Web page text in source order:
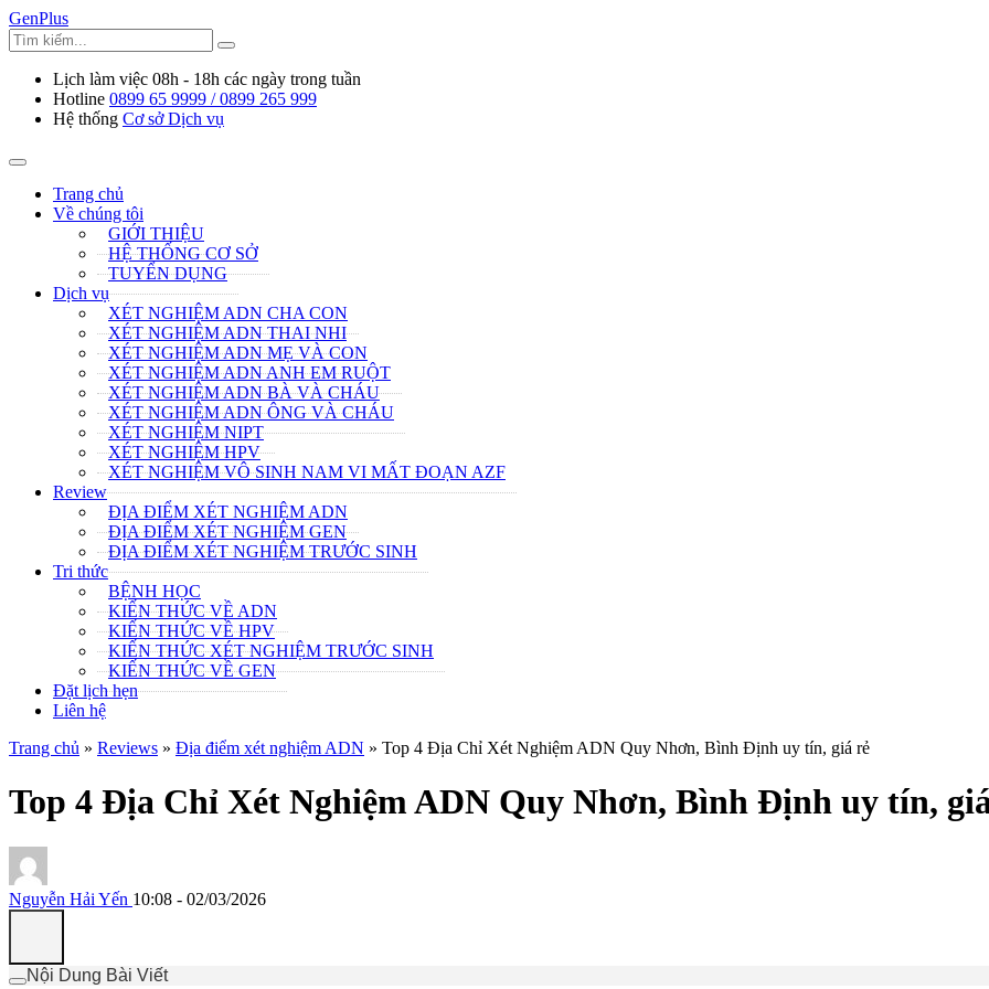
GenPlus
Lịch làm việc 08h - 18h các ngày trong tuần
Hotline 0899 65 9999 / 0899 265 999
Hệ thống Cơ sở Dịch vụ
Trang chủ
Về chúng tôi
GIỚI THIỆU
HỆ THỐNG CƠ SỞ
TUYỂN DỤNG
Dịch vụ
XÉT NGHIỆM ADN CHA CON
XÉT NGHIỆM ADN THAI NHI
XÉT NGHIỆM ADN MẸ VÀ CON
XÉT NGHIỆM ADN ANH EM RUỘT
XÉT NGHIỆM ADN BÀ VÀ CHÁU
XÉT NGHIỆM ADN ÔNG VÀ CHÁU
XÉT NGHIỆM NIPT
XÉT NGHIỆM HPV
XÉT NGHIỆM VÔ SINH NAM VI MẤT ĐOẠN AZF
Review
ĐỊA ĐIỂM XÉT NGHIỆM ADN
ĐỊA ĐIỂM XÉT NGHIỆM GEN
ĐỊA ĐIỂM XÉT NGHIỆM TRƯỚC SINH
Tri thức
BỆNH HỌC
KIẾN THỨC VỀ ADN
KIẾN THỨC VỀ HPV
KIẾN THỨC XÉT NGHIỆM TRƯỚC SINH
KIẾN THỨC VỀ GEN
Đặt lịch hẹn
Liên hệ
Trang chủ » Reviews » Địa điểm xét nghiệm ADN » Top 4 Địa Chỉ Xét Nghiệm ADN Quy Nhơn, Bình Định uy tín, giá rẻ
Top 4 Địa Chỉ Xét Nghiệm ADN Quy Nhơn, Bình Định uy tín,
Nguyễn Hải Yến 10:08 - 02/03/2026
Nội Dung Bài Viết